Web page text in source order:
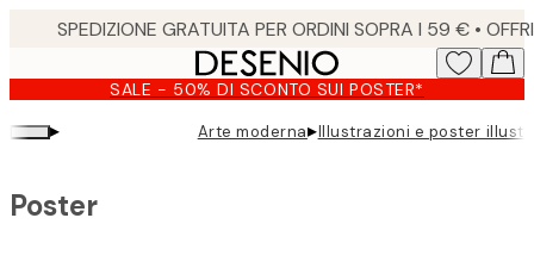
content.
SALE - 50% DI SCONTO SUI POSTER*
▸ Arte moderna▸Illustrazioni e poster
Poster